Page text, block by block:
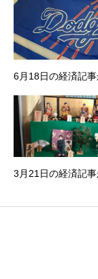
6月18日の経済記事
3月21日の経済記事